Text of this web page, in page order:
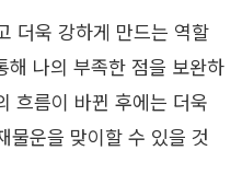
더욱 강하게 만드는 역할
해 나의 부족한 점을 보완하
흐름이 바뀐 후에는 더욱
물운을 맞이할 수 있을 것